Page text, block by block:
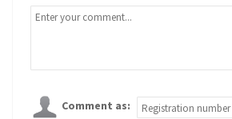
Comment as: